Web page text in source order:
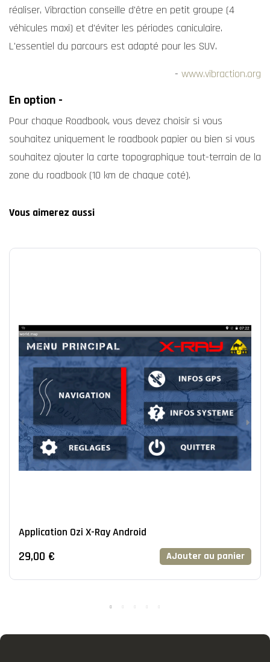
réaliser, Vibraction conseille d'être en petit groupe (4
véhicules maxi) et d'éviter les périodes caniculaire.
L'essentiel du parcours est adapté pour les SUV.
- www.vibraction.org
En option -
Pour chaque Roadbook, vous devez choisir si vous
souhaitez uniquement le roadbook papier ou bien si vous
souhaitez ajouter la carte topographique tout-terrain de la
zone du roadbook (10 km de chaque coté).
Vous aimerez aussi
Application Ozi X-Ray Android
29,00 € AJouter au panier